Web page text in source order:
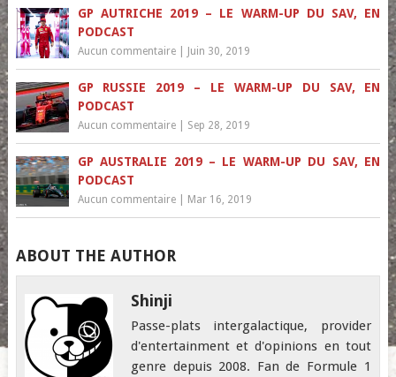
GP AUTRICHE 2019 – LE WARM-UP DU SAV, EN
PODCAST
Aucun commentaire| Juin 30, 2019
GP RUSSIE 2019 – LE WARM-UP DU SAV, EN
PODCAST
Aucun commentaire| Sep 28, 2019
GP AUSTRALIE 2019 – LE WARM-UP DU SAV, EN
PODCAST
Aucun commentaire| Mar 16, 2019
ABOUT THE AUTHOR
Shinji
Passe-plats intergalactique, provider
d'entertainment et d'opinions en tout
genre depuis 2008. Fan de Formule 1